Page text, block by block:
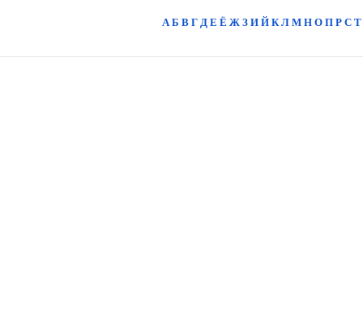
А Б В Г Д Е Ё Ж З И Й К Л М Н О П Р С Т